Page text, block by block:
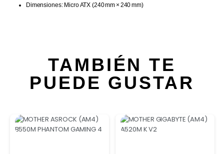
Dimensiones: Micro ATX (240 mm × 240 mm)
TAMBIÉN TE
PUEDE GUSTAR